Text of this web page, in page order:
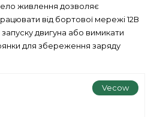
живлення дозволяє
від бортової мережі 12В
запуску двигуна або вимикати
для збереження заряду
Vecow